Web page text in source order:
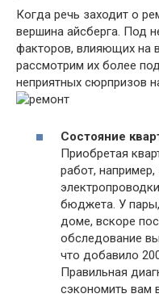
Когда речь заходит о
вершина айсберга. Под
факторов, влияющих на
рассмотрим их более
неприятных сюрпризов
Состояние
Приобретая
работ,
бюджета. У пары,
доме, вскоре
обследование
что добавило
Правильная
сэкономить вам